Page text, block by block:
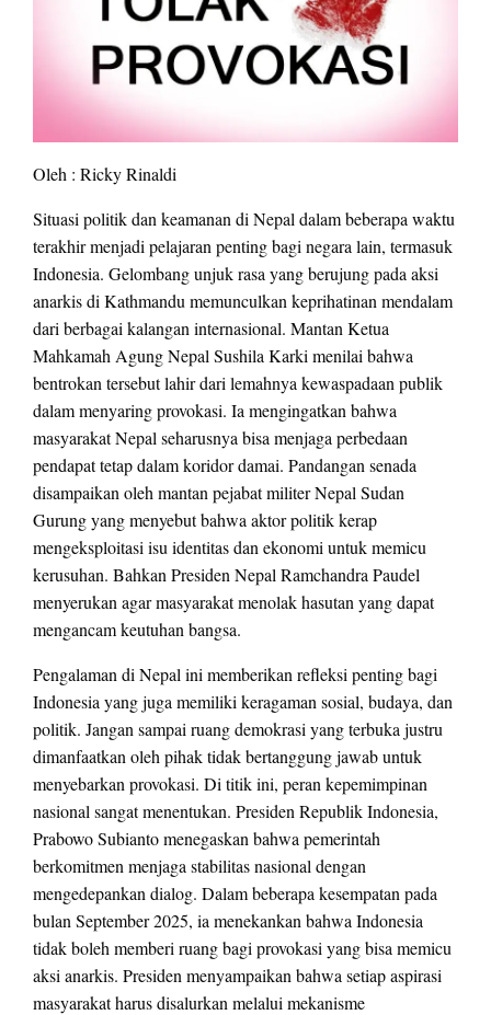
Oleh : Ricky Rinaldi
Situasi politik dan keamanan di Nepal dalam beberapa waktu
terakhir menjadi pelajaran penting bagi negara lain, termasuk
Indonesia. Gelombang unjuk rasa yang berujung pada aksi
anarkis di Kathmandu memunculkan keprihatinan mendalam
dari berbagai kalangan internasional. Mantan Ketua
Mahkamah Agung Nepal Sushila Karki menilai bahwa
bentrokan tersebut lahir dari lemahnya kewaspadaan publik
dalam menyaring provokasi. Ia mengingatkan bahwa
masyarakat Nepal seharusnya bisa menjaga perbedaan
pendapat tetap dalam koridor damai. Pandangan senada
disampaikan oleh mantan pejabat militer Nepal Sudan
Gurung yang menyebut bahwa aktor politik kerap
mengeksploitasi isu identitas dan ekonomi untuk memicu
kerusuhan. Bahkan Presiden Nepal Ramchandra Paudel
menyerukan agar masyarakat menolak hasutan yang dapat
mengancam keutuhan bangsa.
Pengalaman di Nepal ini memberikan refleksi penting bagi
Indonesia yang juga memiliki keragaman sosial, budaya, dan
politik. Jangan sampai ruang demokrasi yang terbuka justru
dimanfaatkan oleh pihak tidak bertanggung jawab untuk
menyebarkan provokasi. Di titik ini, peran kepemimpinan
nasional sangat menentukan. Presiden Republik Indonesia,
Prabowo Subianto menegaskan bahwa pemerintah
berkomitmen menjaga stabilitas nasional dengan
mengedepankan dialog. Dalam beberapa kesempatan pada
bulan September 2025, ia menekankan bahwa Indonesia
tidak boleh memberi ruang bagi provokasi yang bisa memicu
aksi anarkis. Presiden menyampaikan bahwa setiap aspirasi
masyarakat harus disalurkan melalui mekanisme